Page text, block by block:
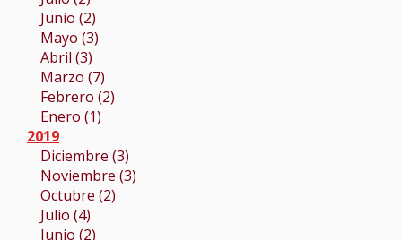
Junio (2)
Mayo (3)
Abril (3)
Marzo (7)
Febrero (2)
Enero (1)
2019
Diciembre (3)
Noviembre (3)
Octubre (2)
Julio (4)
Junio (2)